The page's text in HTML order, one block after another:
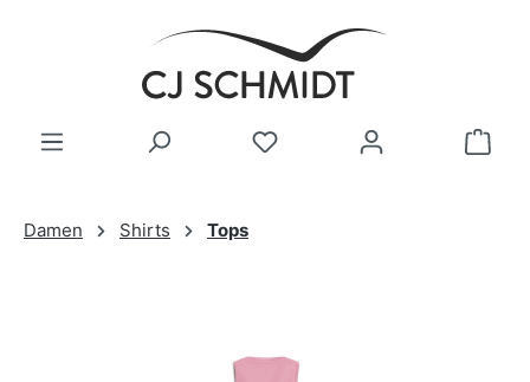
Zum Hauptinhalt springen
Damen Shirts Tops